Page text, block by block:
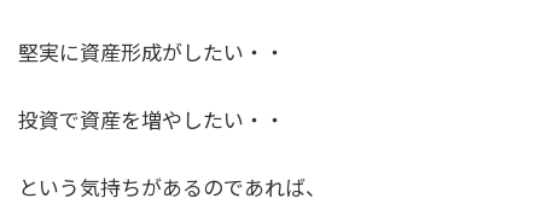
堅実に資産形成がしたい・・
投資で資産を増やしたい・・
という気持ちがあるのであれば、